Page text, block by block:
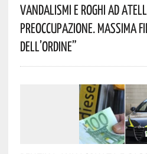
Vandalismi E Roghi Ad
Preoccupazione. Massima
Dell’Ordine”